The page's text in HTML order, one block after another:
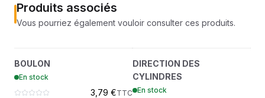
Produits associés
Vous pourriez également vouloir consulter ces produits.
BOULON
En stock
3,79 €TTC
?
CYLINDRES
7372921
DIRECTION DES
CYLINDRES
En stock